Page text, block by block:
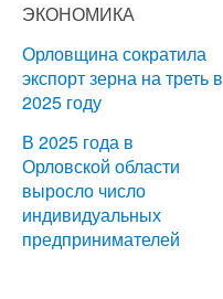
ЭКОНОМИКА
Орловщина сократила
экспорт зерна на треть в
2025 году
В 2025 года в
Орловской области
выросло число
индивидуальных
предпринимателей